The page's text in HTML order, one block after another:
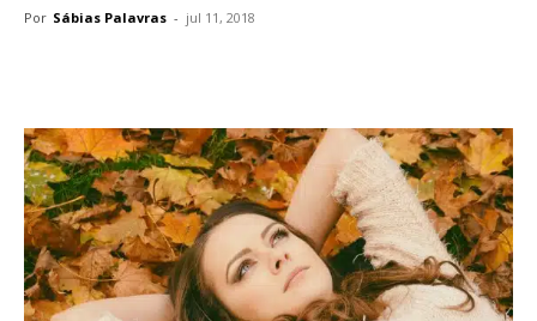
Por Sábias Palavras - jul 11, 2018